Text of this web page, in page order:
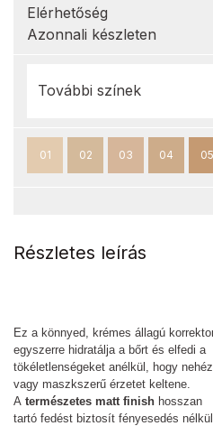
Elérhetőség
Azonnali készleten
További színek
01 02 03 04 05
Részletes leírás
Ez a könnyed, krémes állagú
egyszerre hidratálja a bőrt és elfedi a
tökéletlenségeket anélkül, hogy nehéz
vagy maszkszerű érzetet keltene.
A természetes matt finish hosszan
tartó fedést biztosít fényesedés